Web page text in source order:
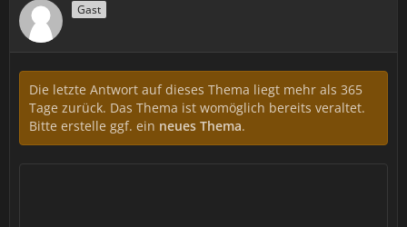
Gast
Die letzte Antwort auf dieses Thema liegt mehr als 365
Tage zurück. Das Thema ist womöglich bereits veraltet.
Bitte erstelle ggf. ein neues Thema.